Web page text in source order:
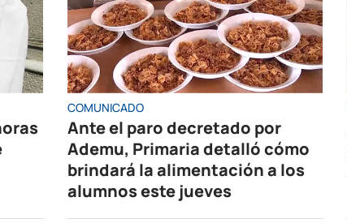
COMUNICADO
Ante el paro decretado por
Ademu, Primaria detalló cómo
brindará la alimentación a los
alumnos este jueves